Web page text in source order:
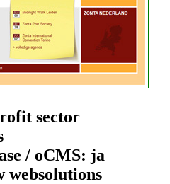
sector
/ oCMS: ja
websolutions